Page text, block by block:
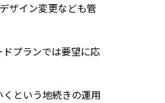
ザイン変更なども管
プランでは要望に応
という地続きの運用